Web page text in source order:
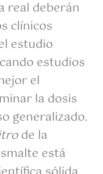
real deberán
clínicos
estudio
estudios
el
la dosis
generalizado.
de la
está